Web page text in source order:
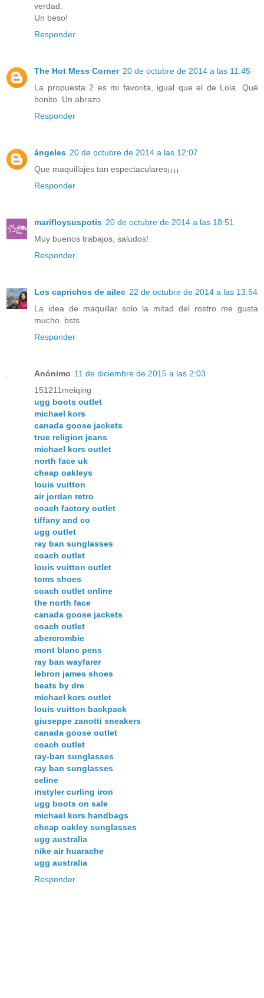
verdad.
Un beso!
Responder
The Hot Mess Corner 20 de octubre de 2014 a las 11:45
La propuesta 2 es mi favorita, igual que el de Lola. Qué
bonito. Un abrazo
Responder
ángeles 20 de octubre de 2014 a las 12:07
Que maquillajes tan espectaculares¡¡¡¡
Responder
marifloysuspotis 20 de octubre de 2014 a las 18:51
Muy buenos trabajos, saludos!
Responder
Los caprichos de ailec 22 de octubre de 2014 a las 13:54
La idea de maquillar solo la mitad del rostro me gusta
mucho. bsts
Responder
Anónimo 11 de diciembre de 2015 a las 2:03
151211meiqing
ugg boots outlet
michael kors
canada goose jackets
true religion jeans
michael kors outlet
north face uk
cheap oakleys
louis vuitton
air jordan retro
coach factory outlet
tiffany and co
ugg outlet
ray ban sunglasses
coach outlet
louis vuitton outlet
toms shoes
coach outlet online
the north face
canada goose jackets
coach outlet
abercrombie
mont blanc pens
ray ban wayfarer
lebron james shoes
beats by dre
michael kors outlet
louis vuitton backpack
giuseppe zanotti sneakers
canada goose outlet
coach outlet
ray-ban sunglasses
ray ban sunglasses
celine
instyler curling iron
ugg boots on sale
michael kors handbags
cheap oakley sunglasses
ugg australia
nike air huarache
ugg australia
Responder